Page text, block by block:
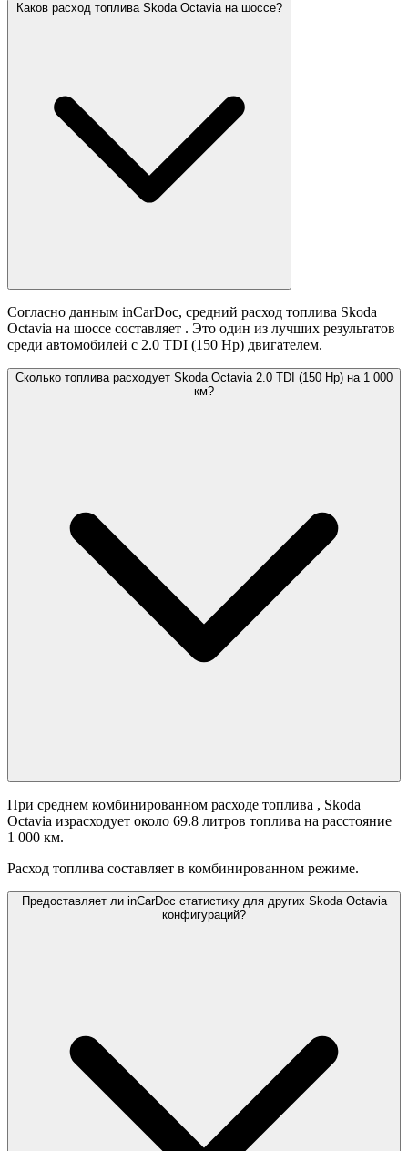
Каков расход топлива Skoda Octavia на шоссе?
Согласно данным inCarDoc, средний расход топлива Skoda
Octavia на шоссе составляет . Это один из лучших результатов
среди автомобилей с 2.0 TDI (150 Hp) двигателем.
Сколько топлива расходует Skoda Octavia 2.0 TDI (150 Hp) на 1 000
км?
При среднем комбинированном расходе топлива , Skoda
Octavia израсходует около 69.8 литров топлива на расстояние
1 000 км.
Расход топлива составляет в комбинированном режиме.
Предоставляет ли inCarDoc статистику для других Skoda Octavia
конфигураций?